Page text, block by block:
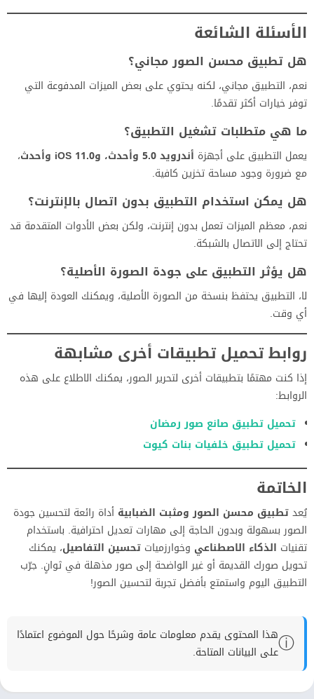
الأسئلة الشائعة
هل تطبيق محسن الصور مجاني؟
نعم، التطبيق مجاني، لكنه يحتوي على بعض الميزات المدفوعة التي
توفر خيارات أكثر تقدمًا.
ما هي متطلبات تشغيل التطبيق؟
يعمل التطبيق على أجهزة أندرويد 5.0 وأحدث، وiOS 11.0 وأحدث
،
مع ضرورة وجود مساحة تخزين كافية.
هل يمكن استخدام التطبيق بدون اتصال بالإنترنت؟
نعم، معظم الميزات تعمل بدون إنترنت، ولكن بعض الأدوات المتقدمة قد
تحتاج إلى الاتصال بالشبكة.
هل يؤثر التطبيق على جودة الصورة الأصلية؟
لا، التطبيق يحتفظ بنسخة من الصورة الأصلية، ويمكنك العودة إليها في
أي وقت.
روابط تحميل تطبيقات أخرى مشابهة
إذا كنت مهتمًا بتطبيقات أخرى لتحرير الصور، يمكنك الاطلاع على هذه
الروابط:
تحميل تطبيق صانع صور رمضان
تحميل تطبيق خلفيات بنات كيوت
الخاتمة
يُعدتطبيق محسن الصور ومثبت الضبابية أداة رائعة لتحسين جودة
الصور بسهولة وبدون الحاجة إلى مهارات تعديل احترافية. باستخدام
تقنيات الذكاء الاصطناعي وخوارزميات تحسين التفاصيل، يمكنك
تحويل صورك القديمة أو غير الواضحة إلى صور مذهلة في ثوانٍ. جرّب
التطبيق اليوم واستمتع بأفضل تجربة لتحسين الصور!
ⓘهذا المحتوى يقدم معلومات عامة وشرحًا حول الموضوع اعتمادًا
على البيانات المتاحة.